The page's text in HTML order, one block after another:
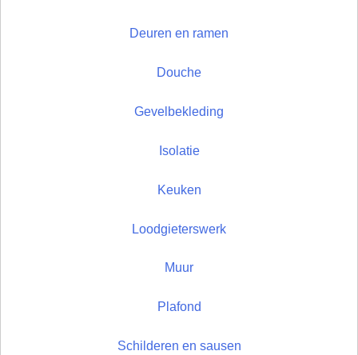
Deuren en ramen
Douche
Gevelbekleding
Isolatie
Keuken
Loodgieterswerk
Muur
Plafond
Schilderen en sausen